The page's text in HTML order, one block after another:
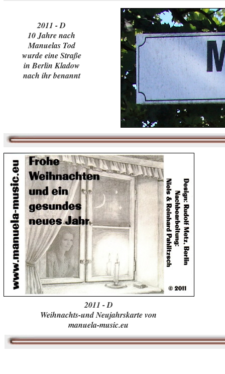
2011 - D
10 Jahre nach
Manuelas Tod
wurde eine Straße
in Berlin Kladow
nach ihr benannt
2011 - D
Weihnachts-und Neujahrskarte von
manuela-music.eu